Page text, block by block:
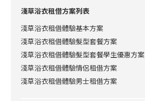
淺草浴衣租借方案列表
淺草浴衣租借體驗基本方案
淺草浴衣租借體驗髮型套餐方案
淺草浴衣租借體驗髮型套餐學生優惠方案
淺草浴衣租借體驗情侶租借方案
淺草浴衣租借體驗男士租借方案